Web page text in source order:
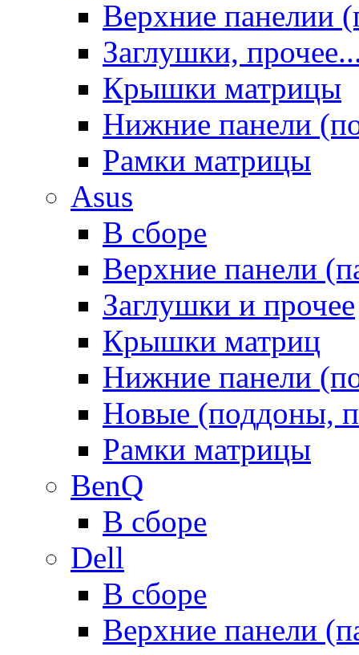
Верхние панелии
Заглушки,
Крышки матрицы
Нижние панели
Рамки матрицы
Asus
В сборе
Верхние панели
Заглушки и прочее
Крышки матриц
Нижние панели
Новые (поддоны,
Рамки матрицы
BenQ
В сборе
Dell
В сборе
Верхние панели